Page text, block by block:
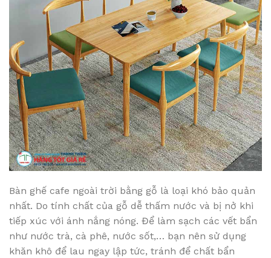
Bàn ghế cafe ngoài trời bằng gỗ là loại khó bảo quản
nhất. Do tính chất của gỗ dễ thấm nước và bị nở khi
tiếp xúc với ánh nắng nóng. Để làm sạch các vết bẩn
như nước trà, cà phê, nước sốt,… bạn nên sử dụng
khăn khô để lau ngay lập tức, tránh để chất bẩn